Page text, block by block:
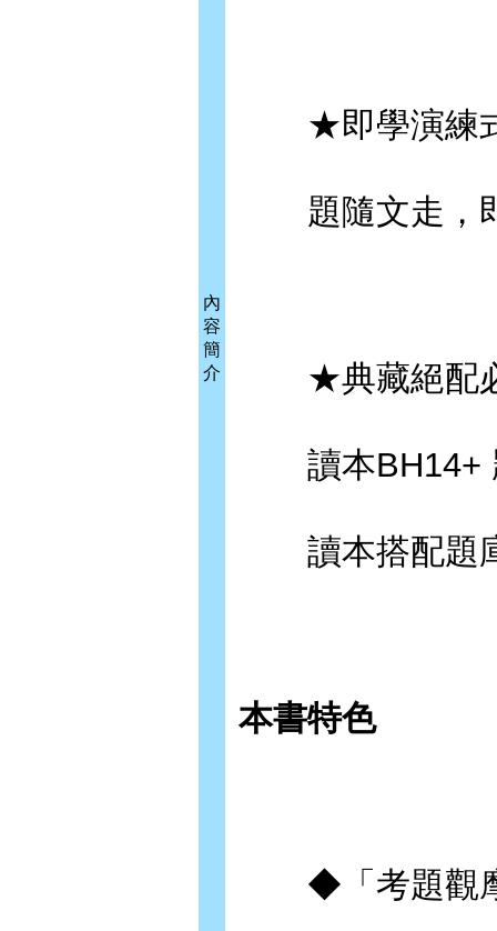
內
容
簡
介
★即學演練式
題隨文走，
★典藏絕配必
讀本BH14+
讀本搭配題
本書特色
◆「考題觀